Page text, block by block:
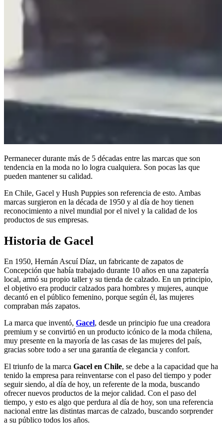
Permanecer durante más de 5 décadas entre las marcas que son
tendencia en la moda no lo logra cualquiera. Son pocas las que
pueden mantener su calidad.
En Chile, Gacel y Hush Puppies son referencia de esto. Ambas
marcas surgieron en la década de 1950 y al día de hoy tienen
reconocimiento a nivel mundial por el nivel y la calidad de los
productos de sus empresas.
Historia de Gacel
En 1950, Hernán Ascuí Díaz, un fabricante de zapatos de
Concepción que había trabajado durante 10 años en una zapatería
local, armó su propio taller y su tienda de calzado. En un principio,
el objetivo era producir calzados para hombres y mujeres, aunque
decantó en el público femenino, porque según él, las mujeres
compraban más zapatos.
La marca que inventó, Gacel, desde un principio fue una creadora
premium y se convirtió en un producto icónico de la moda chilena,
muy presente en la mayoría de las casas de las mujeres del país,
gracias sobre todo a ser una garantía de elegancia y confort.
El triunfo de la marca Gacel en Chile, se debe a la capacidad que ha
tenido la empresa para reinventarse con el paso del tiempo y poder
seguir siendo, al día de hoy, un referente de la moda, buscando
ofrecer nuevos productos de la mejor calidad. Con el paso del
tiempo, y esto es algo que perdura al día de hoy, son una referencia
nacional entre las distintas marcas de calzado, buscando sorprender
a su público todos los años.